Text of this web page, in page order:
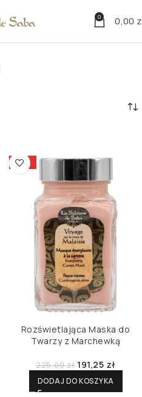
0 0,00
-15%
Rozświetlająca Maska do
Twarzy z Marchewką
225,00zł 191,25 zł
DODAJ DO KOSZYKA